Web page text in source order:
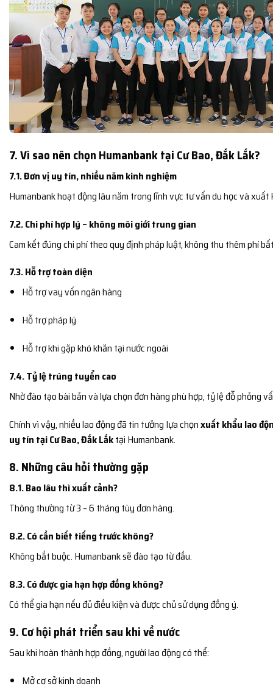
7. Vì sao nên chọn Humanbank tại Cư Bao, Đắk Lắk?
7.1. Đơn vị uy tín, nhiều năm kinh nghiệm
Humanbank hoạt động lâu năm trong lĩnh vực tư vấn du học và xuất
7.2. Chi phí hợp lý – không môi giới trung gian
Cam kết đúng chi phí theo quy định pháp luật, không thu thêm phí
7.3. Hỗ trợ toàn diện
Hỗ trợ vay vốn ngân hàng
Hỗ trợ pháp lý
Hỗ trợ khi gặp khó khăn tại nước ngoài
7.4. Tỷ lệ trúng tuyển cao
Nhờ đào tạo bài bản và lựa chọn đơn hàng phù hợp, tỷ lệ đỗ phỏng
Chính vì vậy, nhiều lao động đã tin tưởng lựa chọnxuất khẩu lao
uy tín tại Cư Bao, Đắk Lắktại Humanbank.
8. Những câu hỏi thường gặp
8.1. Bao lâu thì xuất cảnh?
Thông thường từ 3 – 6 tháng tùy đơn hàng.
8.2. Có cần biết tiếng trước không?
Không bắt buộc. Humanbank sẽ đào tạo từ đầu.
8.3. Có được gia hạn hợp đồng không?
Có thể gia hạn nếu đủ điều kiện và được chủ sử dụng đồng ý.
9. Cơ hội phát triển sau khi về nước
Sau khi hoàn thành hợp đồng, người lao động có thể:
Mở cơ sở kinh doanh